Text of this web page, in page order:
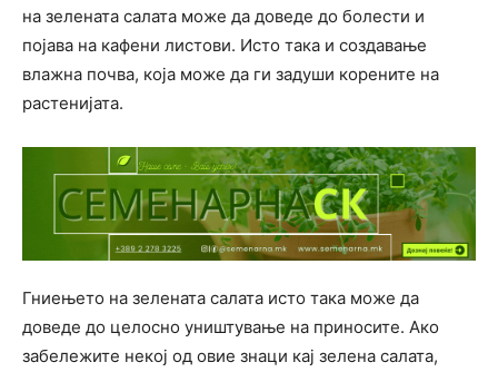
на зелената салата може да доведе до болести и
појава на кафени листови. Исто така и создавање
влажна почва, која може да ги задуши корените на
растенијата.
Гниењето на зелената салата исто така може да
доведе до целосно уништување на приносите. Ако
забележите некој од овие знаци кај зелена салата,